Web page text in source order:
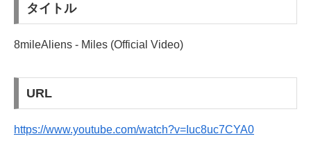
タイトル
8mileAliens - Miles (Official Video)
URL
https://www.youtube.com/watch?v=Iuc8uc7CYA0